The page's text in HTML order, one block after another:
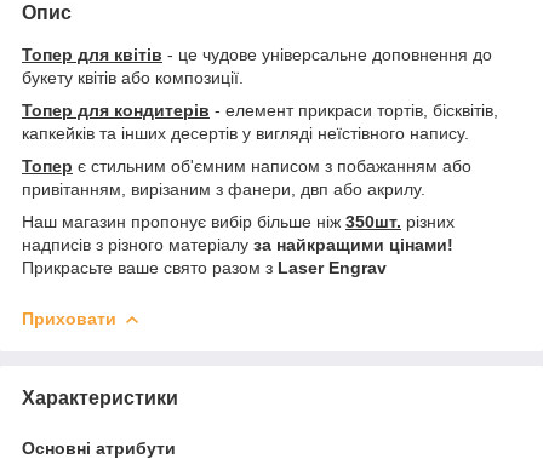
Опис
Топер для квітів - це чудове універсальне доповнення до
букету квітів або композиції.
Топер для кондитерів - елемент прикраси тортів, бісквітів,
капкейків та інших десертів у вигляді неїстівного напису.
Топер є стильним об'ємним написом з побажанням або
привітанням, вирізаним з фанери, двп або акрилу.
Наш магазин пропонує вибір більше ніж 350шт. різних
надписів з різного матеріалу за найкращими цінами!
Прикрасьте ваше свято разом з Laser Engrav
Приховати
Характеристики
Основні атрибути